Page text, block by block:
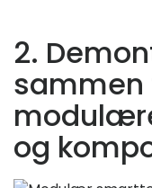
2.
og